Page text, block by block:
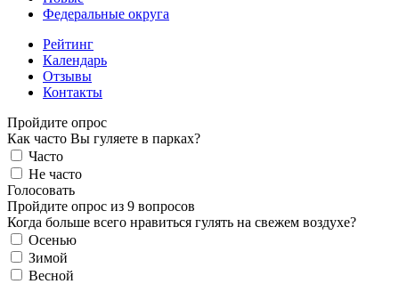
Федеральные округа
Рейтинг
Календарь
Отзывы
Контакты
Пройдите опрос
Как часто Вы гуляете в парках?
Часто
Не часто
Голосовать
Пройдите опрос из 9 вопросов
Когда больше всего нравиться гулять на свежем воздухе?
Осенью
Зимой
Весной